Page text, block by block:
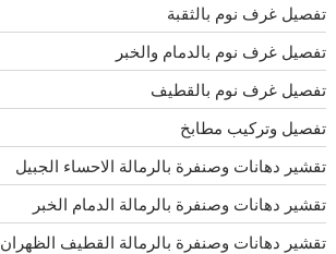
تفصيل غرف نوم بالثقبة
تفصيل غرف نوم بالدمام والخبر
تفصيل غرف نوم بالقطيف
تفصيل وتركيب مطابخ
تقشير دهانات وصنفرة بالرمالة الاحساء الجبيل
تقشير دهانات وصنفرة بالرمالة الدمام الخبر
تقشير دهانات وصنفرة بالرمالة القطيف الظهران